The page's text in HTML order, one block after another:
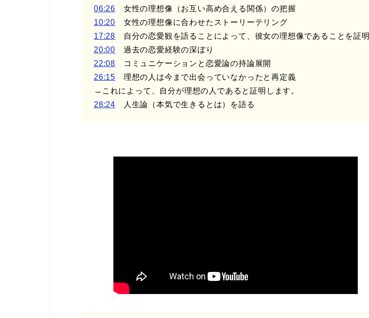
06:26 女性の理想像（お互い高め合える関係）の把握
10:20 女性の理想像に合わせたストーリーテリング
17:28 自分の恋愛観を語ることによって、彼女の理想像であることを証明
20:00 過去の恋愛経験の深ぼり
22:08 コミュニケーションと恋愛論の持論展開
26:15 理想の人は今まで出会っていなかったと再定義
→これによって、自分が理想の人であると証明します。
28:24 人生論（本気で生きるとは）を語る